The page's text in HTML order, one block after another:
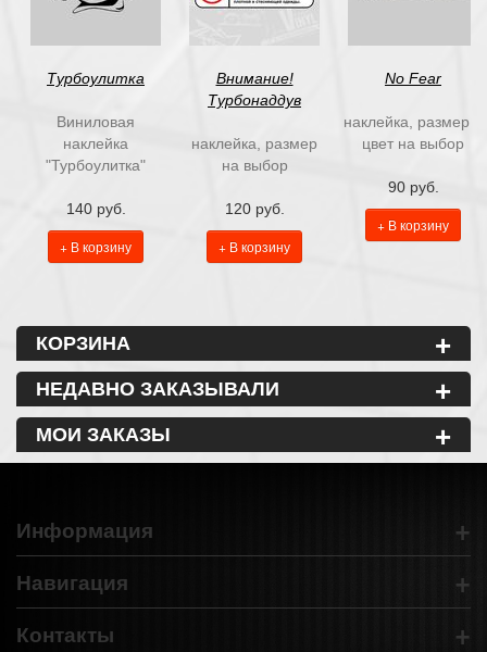
Турбоулитка
Виниловая
наклейка
"Турбоулитка"
140 руб.
+ В корзину
Внимание!
Турбонаддув
наклейка, размер
на выбор
120 руб.
+ В корзину
No Fear
наклейка, размер и
цвет на выбор
90 руб.
+ В корзину
КОРЗИНА +
НЕДАВНО ЗАКАЗЫВАЛИ +
МОИ ЗАКАЗЫ +
Информация +
Навигация +
Контакты +